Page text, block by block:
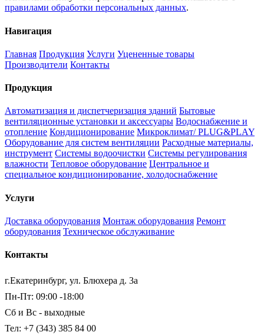
правилами обработки персональных данных.
Навигация
Главная Продукция Услуги Уцененные товары
Производители Контакты
Продукция
Автоматизация и диспетчеризация зданий Бытовые
вентиляционные установки и аксессуары Водоснабжение и
отопление Кондиционирование Микроклимат/ PLUG&PLAY
Оборудование для систем вентиляции Расходные материалы,
инструмент Системы водоочистки Системы регулирования
влажности Тепловое оборудование Центральное и
специальное кондиционирование, холодоснабжение
Услуги
Доставка оборудования Монтаж оборудования Ремонт
оборудования Техническое обслуживание
Контакты
г.Екатеринбург, ул. Блюхера д. 3а
Пн-Пт: 09:00 -18:00
Сб и Вс - выходные
Тел: +7 (343) 385 84 00